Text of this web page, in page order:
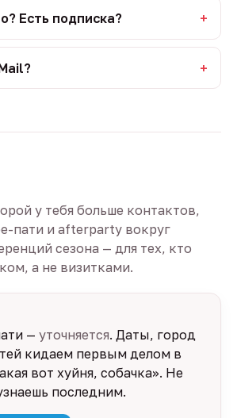
Есть подписка?
у тебя больше контактов,
пати и afterparty вокруг
сезона — для тех, кто
а не визитками.
— уточняется. Даты, город
кидаем первым делом в
вот хуйня, собачка». Не
последним.